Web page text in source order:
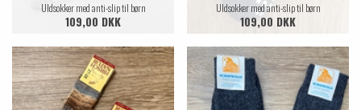
Uldsokker med anti-slip til børn
109,00 DKK
Uldsokker med anti-slip til børn
109,00 DKK